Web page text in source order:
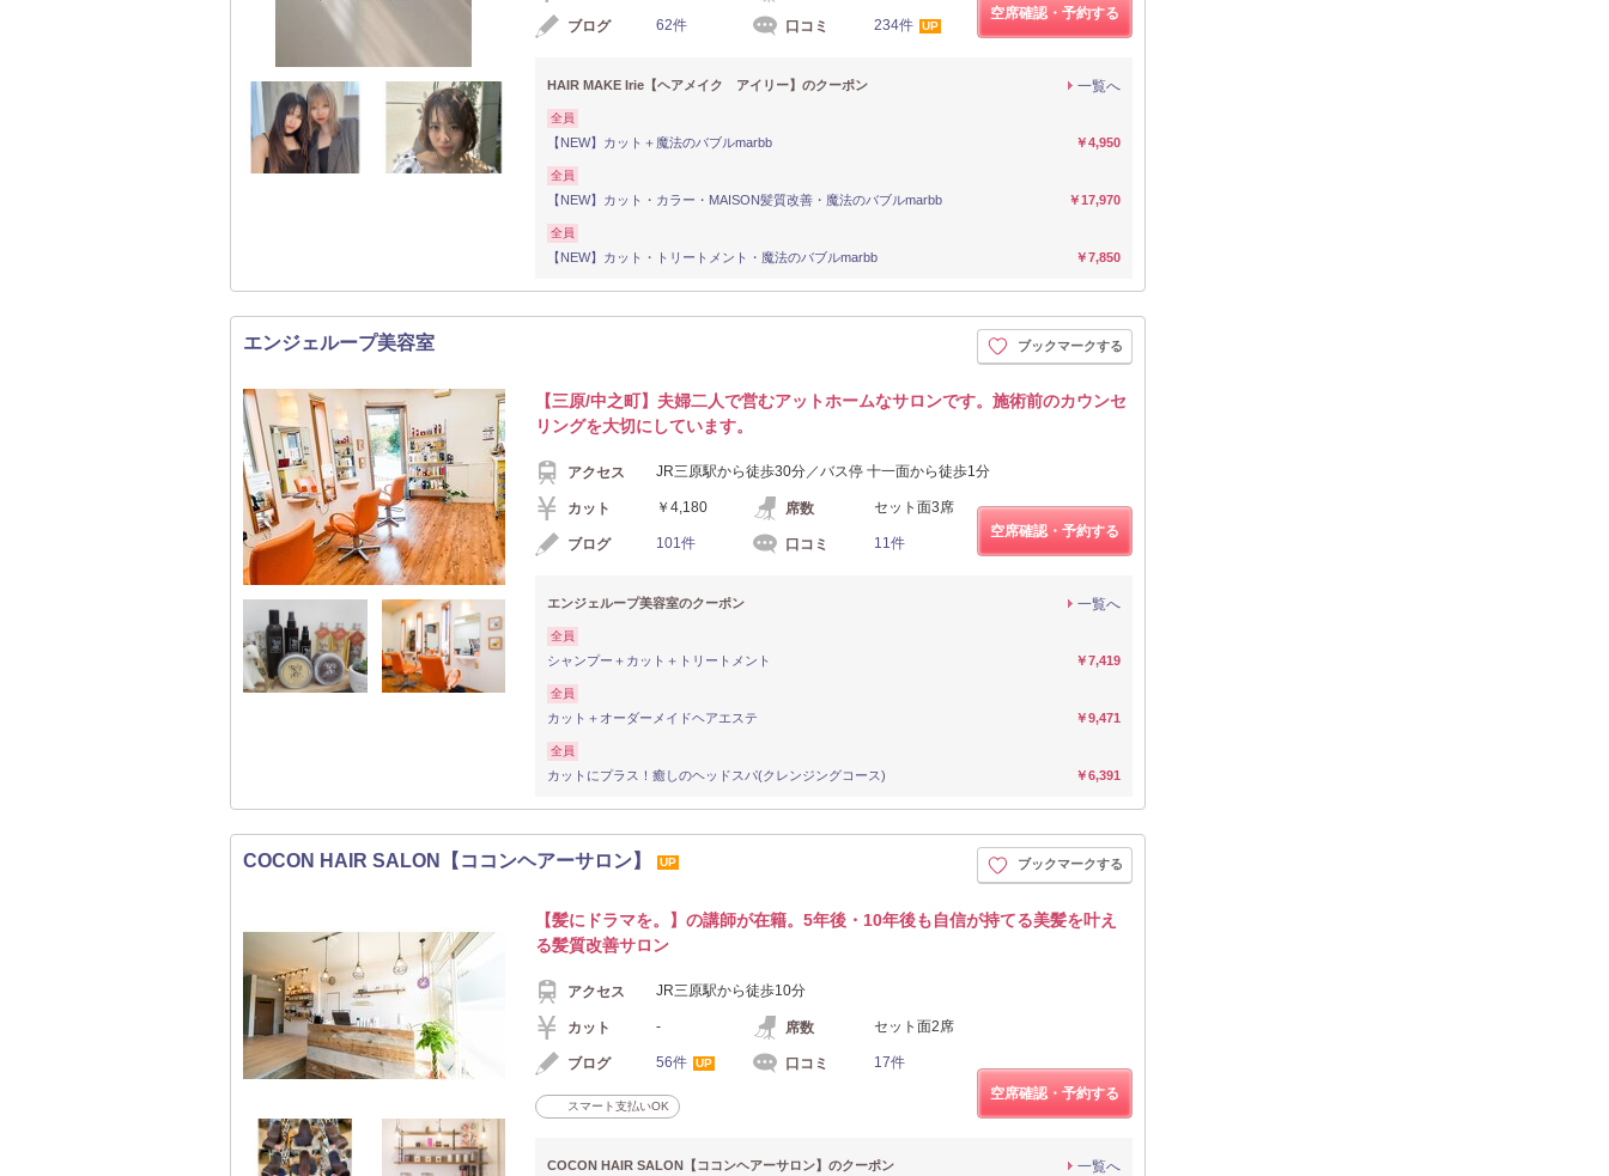
ブログ 62件 口コミ 234件 UP
空席確認・予約する
HAIR MAKE Irie【ヘアメイク アイリー】のクーポン 一覧へ
全員
【NEW】カット＋魔法のバブルmarbb ￥4,950
全員
【NEW】カット・カラー・MAISON髪質改善・魔法のバブルmarbb ￥17,970
全員
【NEW】カット・トリートメント・魔法のバブルmarbb ￥7,850
エンジェループ美容室 ブックマークする
【三原/中之町】夫婦二人で営むアットホームなサロンです。施術前のカウンセ
リングを大切にしています。
アクセス JR三原駅から徒歩30分／バス停 十一面から徒歩1分
カット ￥4,180 席数 セット面3席
ブログ 101件 口コミ 11件
空席確認・予約する
エンジェループ美容室のクーポン 一覧へ
全員
シャンプー＋カット＋トリートメント ￥7,419
全員
カット＋オーダーメイドヘアエステ ￥9,471
全員
カットにプラス！癒しのヘッドスパ(クレンジングコース) ￥6,391
COCON HAIR SALON【ココンヘアーサロン】 UP ブックマークする
【髪にドラマを。】の講師が在籍。5年後・10年後も自信が持てる美髪を叶え
る髪質改善サロン
アクセス JR三原駅から徒歩10分
カット - 席数 セット面2席
ブログ 56件 UP 口コミ 17件
スマート支払いOK
空席確認・予約する
COCON HAIR SALON【ココンヘアーサロン】のクーポン 一覧へ